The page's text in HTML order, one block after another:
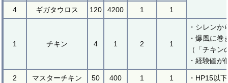
4 ギガタウロス 120 4200 1 1
1 チキン 4 1 2 1
・シレンか
・爆風に
（「チキ
・経験値
2 マスターチキン 50 400 1 1 ・HP15以